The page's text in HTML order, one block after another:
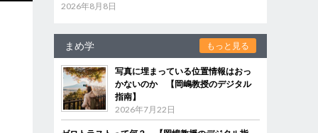
2026年8月8日
まめ学 もっと見る
写真に埋まっている位置情報はおっ
かないのか 【岡嶋教授のデジタル
指南】
2026年7月22日